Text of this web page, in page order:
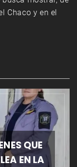
Chaco y en el
QUE
EN LA